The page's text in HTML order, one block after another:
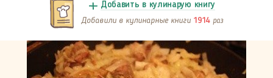
Добавить в кулинарую книгу
Добавили в кулинарные книги 1914 раз